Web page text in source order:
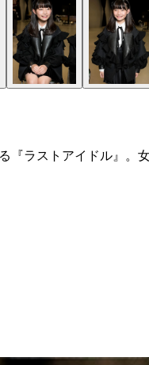
ラストアイドル』。